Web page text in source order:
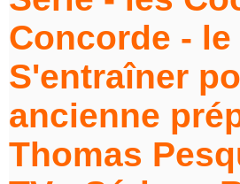
Concorde -
S'entraîner
ancienne
Thomas